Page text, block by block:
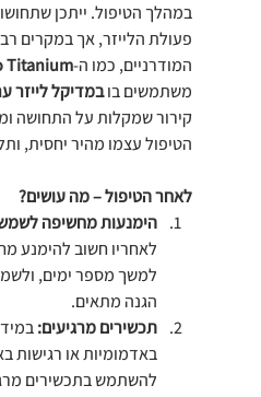
במהלך הטיפול. ייתכן
פעולת הלייזר, אך במקרים
המודרניים, כמו ה-Titanium
משתמשים בו במדיקל לייזר
קירור שמקלות על התחושה
הטיפול עצמו מהיר יחסית,
לאחר הטיפול – מה עושים?
הימנעות מחשיפה
לאחריו חשוב להימנע
למשך מספר ימים,
הגנה מתאים.
תכשירים מרגיעים:
באדמומיות או רגישות
להשתמש בתכשירים